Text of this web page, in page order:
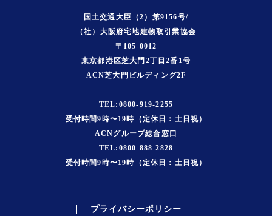
国土交通大臣（2）第9156号/
（社）大阪府宅地建物取引業協会
〒105-0012
東京都港区芝大門2丁目2番1号
ACN芝大門ビルディング2F
TEL:0800-919-2255
受付時間9時〜19時（定休日：土日祝）
ACNグループ総合窓口
TEL:0800-888-2828
受付時間9時〜19時（定休日：土日祝）
プライバシーポリシー